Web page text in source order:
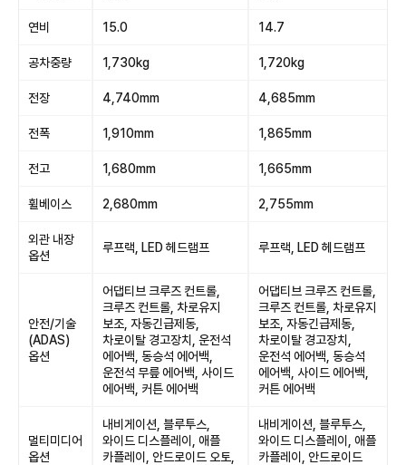
연비 15.0 14.7
공차중량 1,730kg 1,720kg
전장 4,740mm 4,685mm
전폭 1,910mm 1,865mm
전고 1,680mm 1,665mm
휠베이스 2,680mm 2,755mm
외관 내장
옵션
루프랙, LED 헤드램프 루프랙, LED 헤드램프
안전/기술
(ADAS)
옵션
어댑티브 크루즈 컨트롤,
크루즈 컨트롤, 차로유지
보조, 자동긴급제동,
차로이탈 경고장치, 운전석
에어백, 동승석 에어백,
운전석 무릎 에어백, 사이드
에어백, 커튼 에어백
어댑티브 크루즈 컨트롤,
크루즈 컨트롤, 차로유지
보조, 자동긴급제동,
차로이탈 경고장치,
운전석 에어백, 동승석
에어백, 사이드 에어백,
커튼 에어백
멀티미디어
옵션
내비게이션, 블루투스,
와이드 디스플레이, 애플
카플레이, 안드로이드 오토,
내비게이션, 블루투스,
와이드 디스플레이, 애플
카플레이, 안드로이드